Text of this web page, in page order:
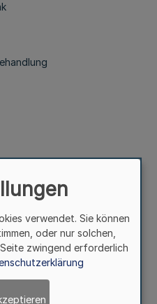
an der Ruhr
verwendet. Sie können
oder nur solchen,
zwingend erforderlich